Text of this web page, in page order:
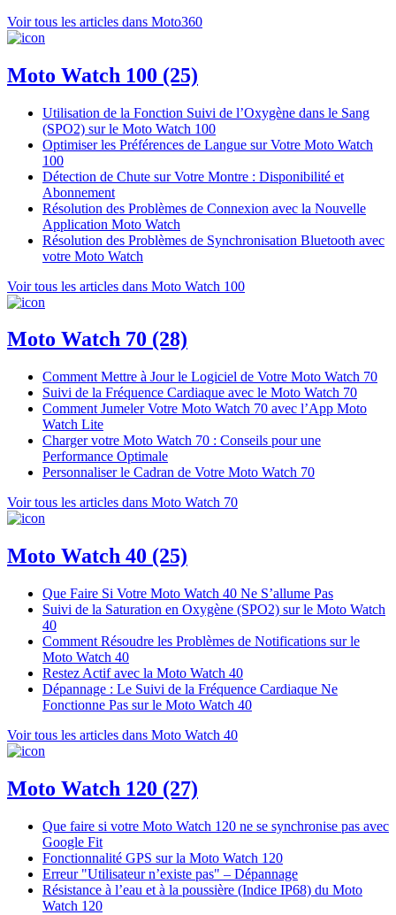
Voir tous les articles dans Moto360
Moto Watch 100 (25)
Utilisation de la Fonction Suivi de l’Oxygène dans le Sang
(SPO2) sur le Moto Watch 100
Optimiser les Préférences de Langue sur Votre Moto Watch
100
Détection de Chute sur Votre Montre : Disponibilité et
Abonnement
Résolution des Problèmes de Connexion avec la Nouvelle
Application Moto Watch
Résolution des Problèmes de Synchronisation Bluetooth avec
votre Moto Watch
Voir tous les articles dans Moto Watch 100
Moto Watch 70 (28)
Comment Mettre à Jour le Logiciel de Votre Moto Watch 70
Suivi de la Fréquence Cardiaque avec le Moto Watch 70
Comment Jumeler Votre Moto Watch 70 avec l’App Moto
Watch Lite
Charger votre Moto Watch 70 : Conseils pour une
Performance Optimale
Personnaliser le Cadran de Votre Moto Watch 70
Voir tous les articles dans Moto Watch 70
Moto Watch 40 (25)
Que Faire Si Votre Moto Watch 40 Ne S’allume Pas
Suivi de la Saturation en Oxygène (SPO2) sur le Moto Watch
40
Comment Résoudre les Problèmes de Notifications sur le
Moto Watch 40
Restez Actif avec la Moto Watch 40
Dépannage : Le Suivi de la Fréquence Cardiaque Ne
Fonctionne Pas sur le Moto Watch 40
Voir tous les articles dans Moto Watch 40
Moto Watch 120 (27)
Que faire si votre Moto Watch 120 ne se synchronise pas avec
Google Fit
Fonctionnalité GPS sur la Moto Watch 120
Erreur "Utilisateur n’existe pas" – Dépannage
Résistance à l’eau et à la poussière (Indice IP68) du Moto
Watch 120